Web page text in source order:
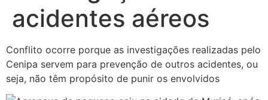
acidentes aéreos
Conflito ocorre porque as investigações realizadas pelo
Cenipa servem para prevenção de outros acidentes, ou
seja, não têm propósito de punir os envolvidos